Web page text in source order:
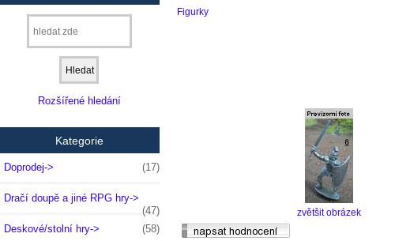
Rozšířené hledání
Kategorie
Doprodej-> (17)
Dračí doupě a jiné RPG hry->
(47)
Deskové/stolní hry->
(58)
Figurky
zvětšit obrázek